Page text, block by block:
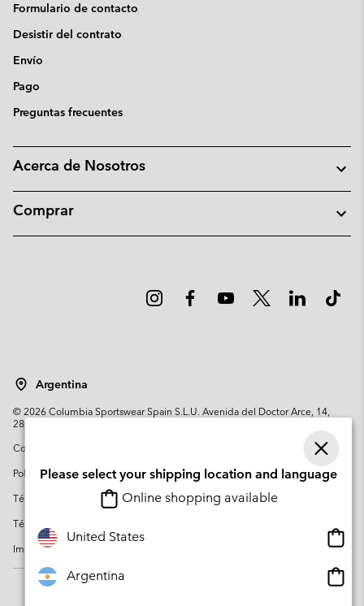
Formulario de contacto
Desistir del contrato
Envío
Pago
Preguntas frecuentes
Acerca de Nosotros
Comprar
Argentina
© 2026Columbia Sportswear Spain S.L.U. Avenida del Doctor Arce, 14,
28002 Madrid, España. Todos los derechos reservados.
Condiciones de uso
Política de Privacidad
Términos y condiciones del programa de miembros
Términos De Uso Del Contenido Generado Por Los Usuarios
Impressum
Please select your shipping location and language
Online shopping available
United States
Argentina